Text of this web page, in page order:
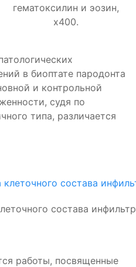
гематоксилин и эозин,
х400.
в биоптате пародонта
и контрольной
судя по
типа, различается
состава
работы, посвященные